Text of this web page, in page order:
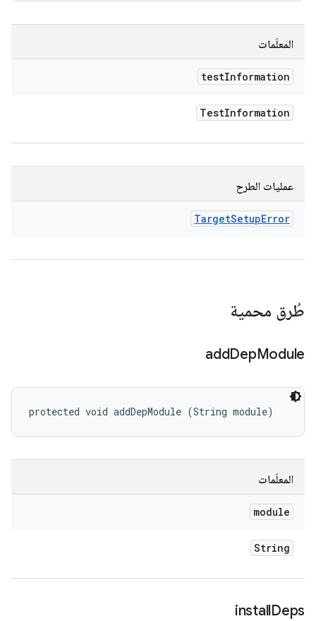
المعلَمات
testInformation
TestInformation
عمليات الطرح
TargetSetupError
طُرق محمية
addDepModule
protected void addDepModule (String module)
المعلَمات
module
String
installDeps